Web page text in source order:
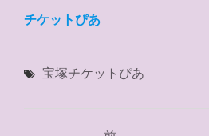
チケットぴあ
宝塚チケットぴあ